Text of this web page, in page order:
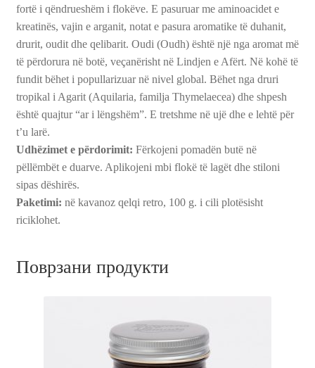
fortë i qëndrueshëm i flokëve. E pasuruar me aminoacidet e
kreatinës, vajin e arganit, notat e pasura aromatike të duhanit,
drurit, oudit dhe qelibarit. Oudi (Oudh) është një nga aromat më
të përdorura në botë, veçanërisht në Lindjen e Afërt. Në kohë të
fundit bëhet i popullarizuar në nivel global. Bëhet nga druri
tropikal i Agarit (Aquilaria, familja Thymelaecea) dhe shpesh
është quajtur “ar i lëngshëm”. E tretshme në ujë dhe e lehtë për
t’u larë.
Udhëzimet e përdorimit: Fërkojeni pomadën butë në
pëllëmbët e duarve. Aplikojeni mbi flokë të lagët dhe stiloni
sipas dëshirës.
Paketimi: në kavanoz qelqi retro, 100 g. i cili plotësisht
riciklohet.
Поврзани продукти